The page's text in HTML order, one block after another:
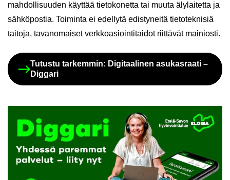
mah­dol­li­suu­den käyt­tää tie­to­ko­net­ta tai muuta äly­lai­tet­ta ja
säh­kö­pos­tia. Toi­min­ta ei edel­ly­tä edis­ty­nei­tä tie­to­tek­ni­siä
tai­to­ja, ta­van­omai­set verk­ko­asioin­ti­tai­dot riit­tä­vät mai­nios­ti.
Tu­tus­tu tar­kem­min: Di­gi­taa­li­nen asu­kas­raa­ti –
Dig­ga­ri